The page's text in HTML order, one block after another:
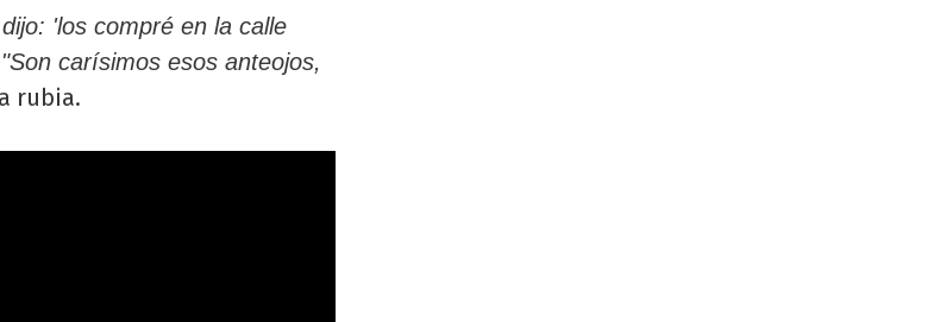
'los compré en la calle
carísimos esos anteojos,
rubia.